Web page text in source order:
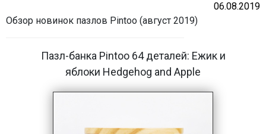
06.08.2019
Обзор новинок пазлов Pintoo (август 2019)
Пазл-банка Pintoo 64 деталей: Ежик и
яблоки Hedgehog and Apple